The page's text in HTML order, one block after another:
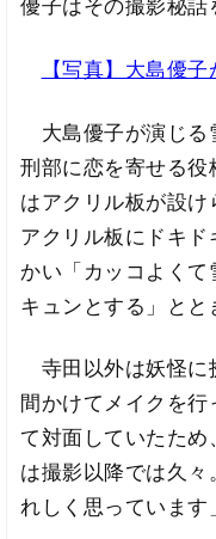
優子はその撮影秘話
【写真】大島優
大島優子が演じる
刑部に恋を寄せる役
はアクリル板が設
アクリル板にドキ
かい「カッコよく
キュンとする」とと
寺田以外は妖怪に
間かけてメイクを
て対面していたた
は撮影以降では久々
れしく思っています